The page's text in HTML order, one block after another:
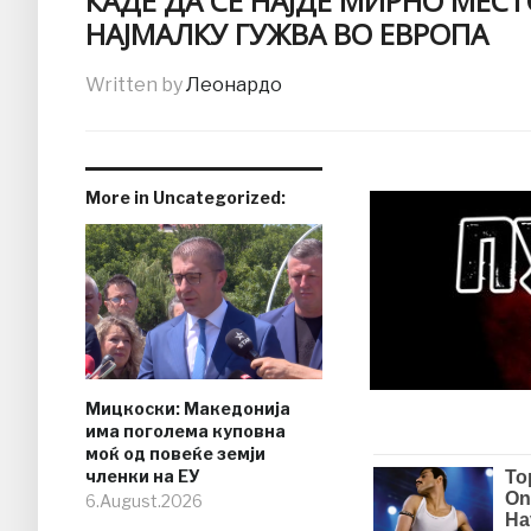
НАЈМАЛКУ ГУЖВА ВО ЕВРОПА
Written byЛеонардо
More in Uncategorized:
Мицкоски: Македонија
има поголема куповна
моќ од повеќе земји
членки на ЕУ
6.August.2026